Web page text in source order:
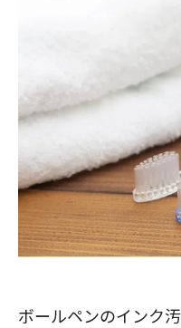
ボールペンのインク